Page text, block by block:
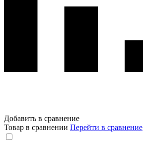
Добавить в сравнение
Товар в сравнении Перейти в сравнение